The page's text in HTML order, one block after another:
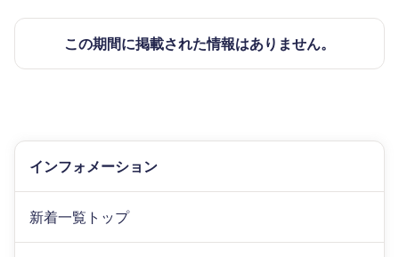
この期間に掲載された情報はありません。
インフォメーション
新着一覧トップ